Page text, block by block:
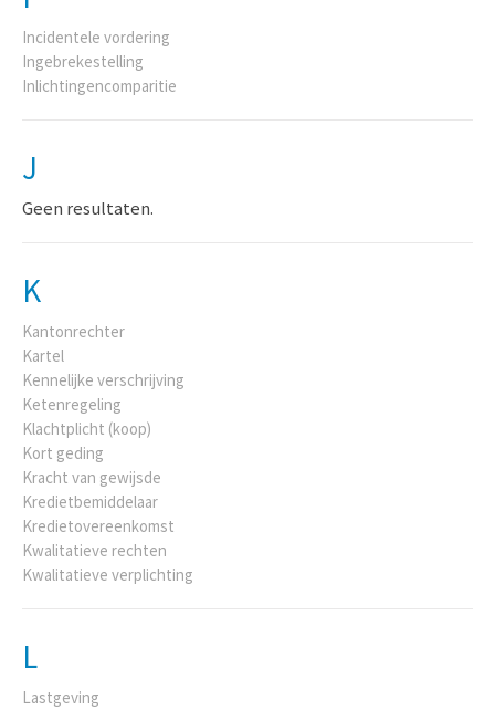
Incidentele vordering
Ingebrekestelling
Inlichtingencomparitie
J
Geen resultaten.
K
Kantonrechter
Kartel
Kennelijke verschrijving
Ketenregeling
Klachtplicht (koop)
Kort geding
Kracht van gewijsde
Kredietbemiddelaar
Kredietovereenkomst
Kwalitatieve rechten
Kwalitatieve verplichting
L
Lastgeving